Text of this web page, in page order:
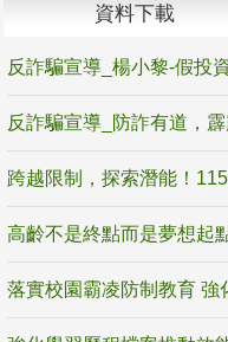
資料下載
反詐騙宣導_楊小黎-假投
落實校園霸凌防制教育 強